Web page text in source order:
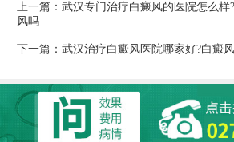
上一篇： 武汉专门治疗白癜风的医院怎么样
风吗
下一篇： 武汉治疗白癜风医院哪家好?白癜